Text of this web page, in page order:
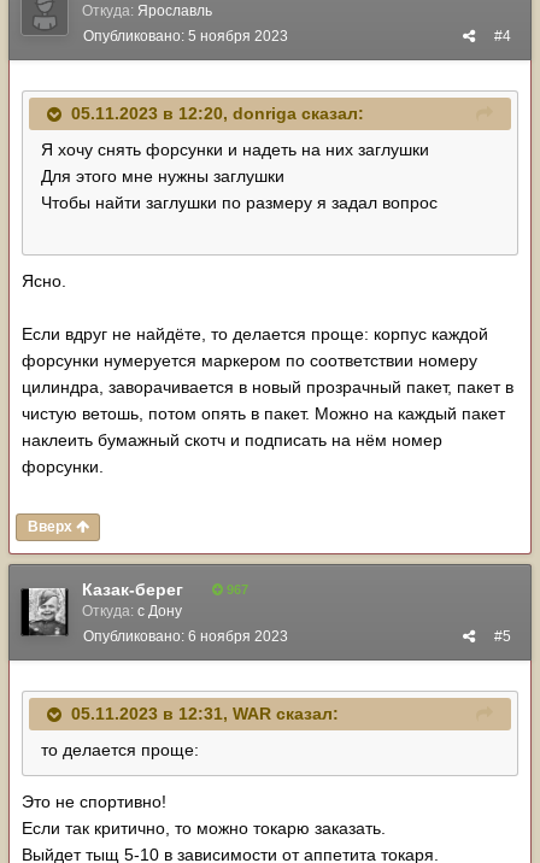
Откуда: Ярославль
#4
Опубликовано: 5 ноября 2023
05.11.2023 в 12:20, donriga сказал:
Я хочу снять форсунки и надеть на них заглушки
Для этого мне нужны заглушки
Чтобы найти заглушки по размеру я задал вопрос
Ясно.
Если вдруг не найдёте, то делается проще: корпус каждой
форсунки нумеруется маркером по соответствии номеру
цилиндра, заворачивается в новый прозрачный пакет, пакет в
чистую ветошь, потом опять в пакет. Можно на каждый пакет
наклеить бумажный скотч и подписать на нём номер
форсунки.
Вверх
Казак-берег 967
Откуда: с Дону
#5
Опубликовано: 6 ноября 2023
05.11.2023 в 12:31, WAR сказал:
то делается проще:
Это не спортивно!
Если так критично, то можно токарю заказать.
Выйдет тыщ 5-10 в зависимости от аппетита токаря.